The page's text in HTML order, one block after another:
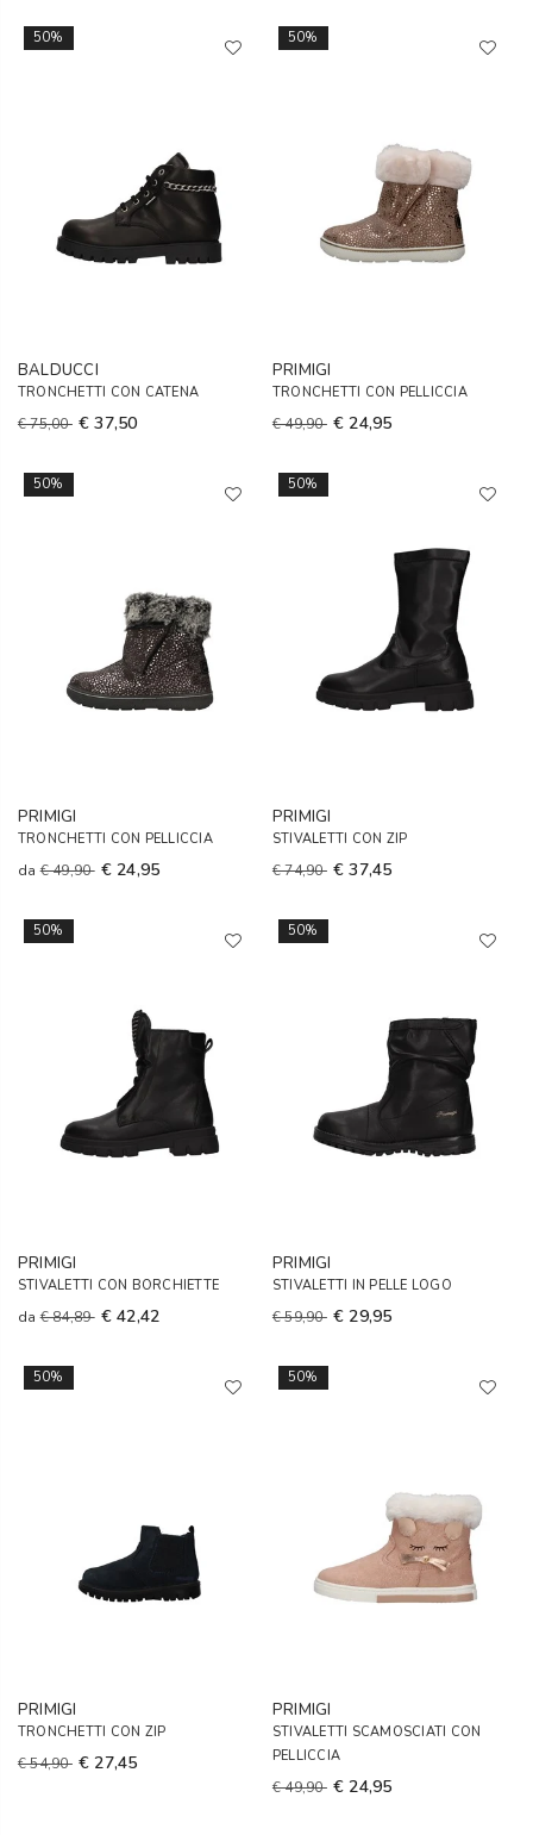
50%
BALDUCCI
TRONCHETTI CON CATENA
€ 75,00 € 37,50
50%
PRIMIGI
TRONCHETTI CON PELLICCIA
€ 49,90 € 24,95
50%
PRIMIGI
TRONCHETTI CON PELLICCIA
da€ 49,90 € 24,95
50%
PRIMIGI
STIVALETTI CON ZIP
€ 74,90 € 37,45
50%
PRIMIGI
STIVALETTI CON BORCHIETTE
da€ 84,89 € 42,42
50%
PRIMIGI
STIVALETTI IN PELLE LOGO
€ 59,90 € 29,95
50%
PRIMIGI
TRONCHETTI CON ZIP
€ 54,90 € 27,45
50%
PRIMIGI
STIVALETTI SCAMOSCIATI CON
PELLICCIA
€ 49,90 € 24,95